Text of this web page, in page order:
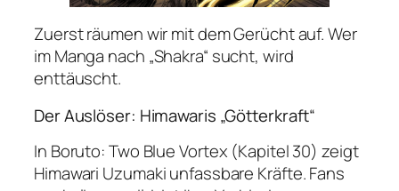
Zuerst räumen wir mit dem Gerücht auf. Wer
im Manga nach „Shakra“ sucht, wird
enttäuscht.
Der Auslöser: Himawaris „Götterkraft“
In Boruto: Two Blue Vortex (Kapitel 30) zeigt
Himawari Uzumaki unfassbare Kräfte. Fans